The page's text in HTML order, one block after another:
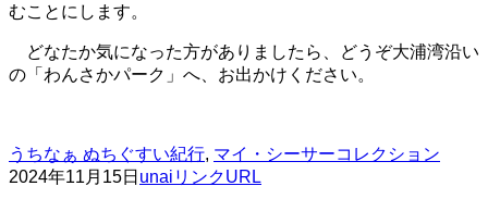
むことにします。
どなたか気になった方がありましたら、どうぞ大浦湾沿い
の「わんさかパーク」へ、お出かけください。
うちなぁ ぬちぐすい紀行, マイ・シーサーコレクション
2024年11月15日 unai リンクURL